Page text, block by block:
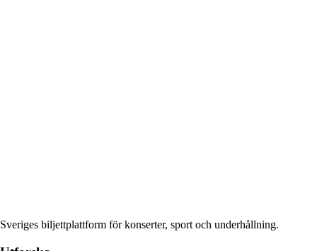
Sveriges biljettplattform för konserter, sport och underhållning.